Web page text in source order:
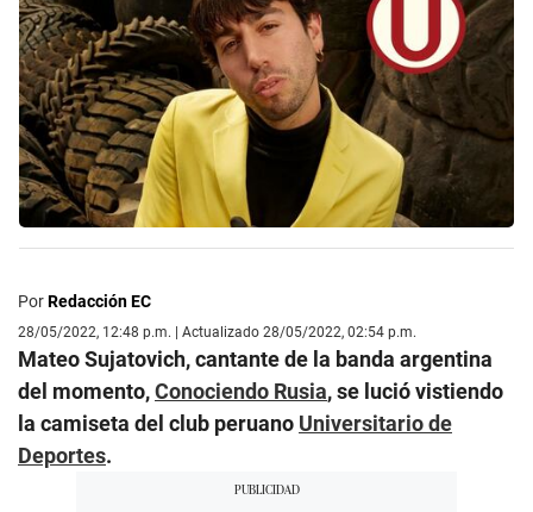
PorRedacción EC
28/05/2022, 12:48 p.m. | Actualizado 28/05/2022, 02:54 p.m.
Mateo Sujatovich, cantante de la banda argentina
del momento,Conociendo Rusia, se lució vistiendo
la camiseta del club peruano Universitario de
Deportes.